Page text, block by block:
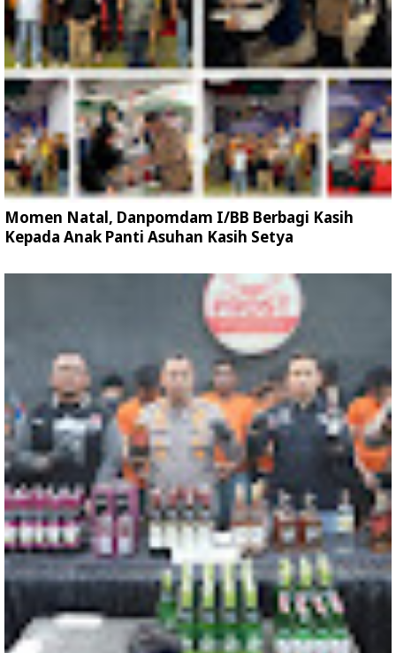
Momen Natal, Danpomdam I/BB Berbagi Kasih
Kepada Anak Panti Asuhan Kasih Setya